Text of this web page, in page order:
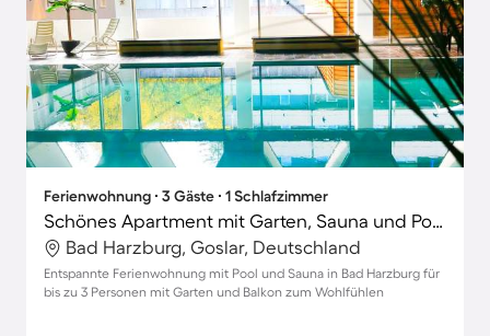
Ferienwohnung ∙ 3 Gäste ∙ 1 Schlafzimmer
Schönes Apartment mit Garten, Sauna und Pool | Naturblick
Bad Harzburg, Goslar, Deutschland
Entspannte Ferienwohnung mit Pool und Sauna in Bad Harzburg für
bis zu 3 Personen mit Garten und Balkon zum Wohlfühlen